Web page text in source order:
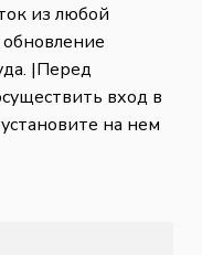
из любой
|Перед
вход в
на нем